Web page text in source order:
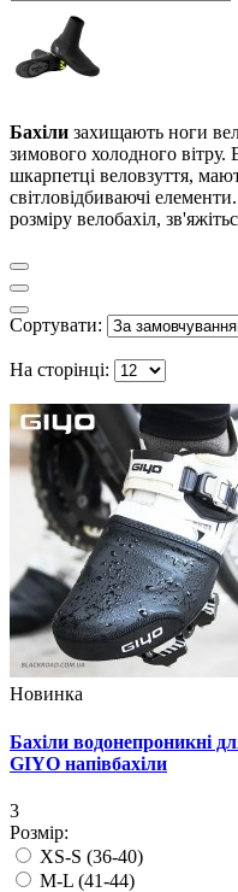
Бахіли захищають ноги
зимового холодного вітру.
шкарпетці веловзуття,
світловідбиваючі
розміру велобахіл,
Сортувати:
На сторінці:
Новинка
Бахіли водонепроникні
GIYO напівбахіли
3
Розмір:
XS-S (36-40)
M-L (41-44)